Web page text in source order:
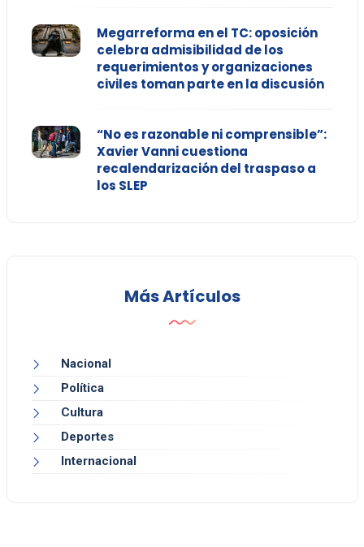
Megarreforma en el TC: oposición
celebra admisibilidad de los
requerimientos y organizaciones
civiles toman parte en la discusión
“No es razonable ni comprensible”:
Xavier Vanni cuestiona
recalendarización del traspaso a
los SLEP
Más Artículos
Nacional
Política
Cultura
Deportes
Internacional